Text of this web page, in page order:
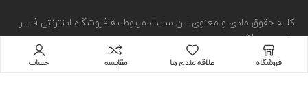
کلیه حقوق مادی و معنوی این سایت مربوط به فروشگاه اینترنتی فایبر
پارت می باشد
فروشگاه علاقه مندی ها مقایسه حساب